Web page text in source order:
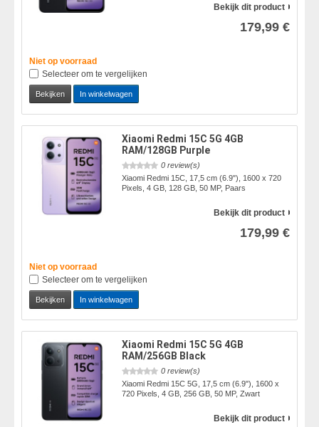
Bekijk dit product
179,99 €
Niet op voorraad
Selecteer om te vergelijken
Bekijken In winkelwagen
Xiaomi Redmi 15C 5G 4GB
RAM/128GB Purple
0 review(s)
Xiaomi Redmi 15C, 17,5 cm (6.9"), 1600 x 720
Pixels, 4 GB, 128 GB, 50 MP, Paars
Bekijk dit product
179,99 €
Niet op voorraad
Selecteer om te vergelijken
Bekijken In winkelwagen
Xiaomi Redmi 15C 5G 4GB
RAM/256GB Black
0 review(s)
Xiaomi Redmi 15C 5G, 17,5 cm (6.9"), 1600 x
720 Pixels, 4 GB, 256 GB, 50 MP, Zwart
Bekijk dit product